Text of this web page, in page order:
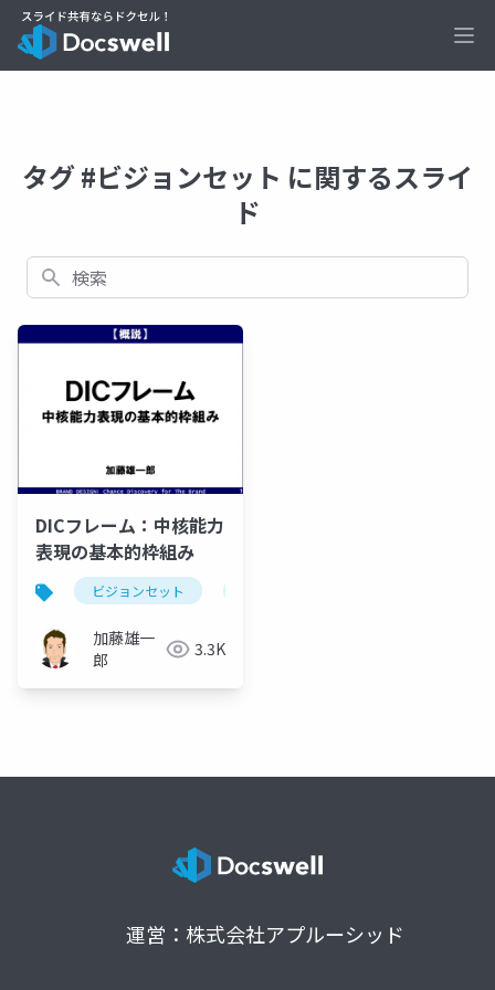
タグ #ビジョンセット に関するスライ
ド
検索
DICフレーム：中核能力
表現の基本的枠組み
ビジョンセット
加藤雄一
郎
3.3K
運営：株式会社アプルーシッド